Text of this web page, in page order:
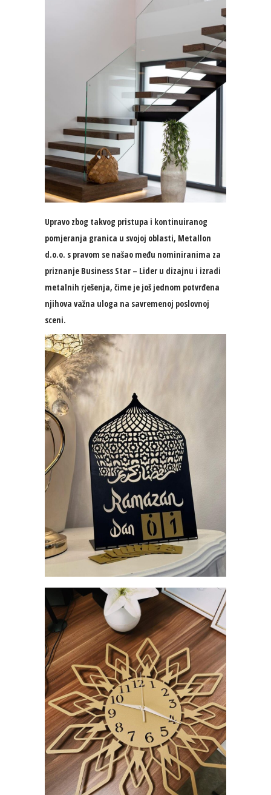
Upravo zbog takvog pristupa i kontinuiranog
pomjeranja granica u svojoj oblasti, Metallon
d.o.o. s pravom se našao među nominiranima za
priznanje Business Star – Lider u dizajnu i izradi
metalnih rješenja, čime je još jednom potvrđena
njihova važna uloga na savremenoj poslovnoj
sceni.